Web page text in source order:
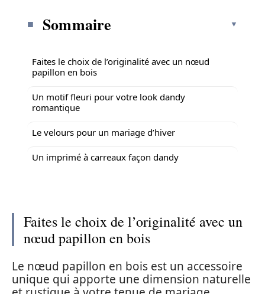
Sommaire
Faites le choix de l’originalité avec un nœud
papillon en bois
Un motif fleuri pour votre look dandy
romantique
Le velours pour un mariage d’hiver
Un imprimé à carreaux façon dandy
Faites le choix de l’originalité avec un
nœud papillon en bois
Le nœud papillon en bois est un accessoire
unique qui apporte une dimension naturelle